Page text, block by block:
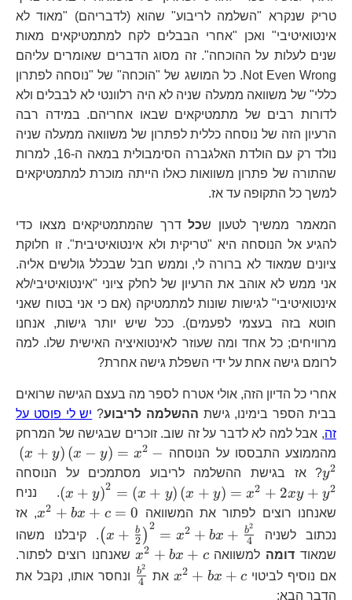
טריק שנקרא "השלמה לריבוע" שהוא (לדבריהם) "מאוד לא
אינטואיטיבי" ואכן "אחרי הבבלים לקח למתמטיקאים מאות
שנים לעלות על ההוכחה". זה מסוג הדברים שאומרים עליהם
Not Even Wrong. כל המושג של "הוכחה" של "נוסחה לפתרון
כללי" של משוואה ממעלה שניה לא היה רלוונטי לא לבבלים ולא
לדורות רבים של מתמטיקאים שבאו אחריהם. במידה רבה
הרעיון הזה של נוסחה כללית לפתרון של משוואה ממעלה שניה
נולד רק עם הולדת האלגברה הסימבולית במאה ה-16, למרות
שהתורה של פתרון משוואות כאלו הייתה מוכרת למתמטיקאים
למשך כל התקופה עד אז.
המאמר ממשיך לטעון שכלדרך שהמתמטיקאים מצאו כדי
להגיע אל הנוסחה היא "טריקית ולא אינטואיטיבית". זו חלוקת
ציונים שמאוד לא ברורה לי, וממש חבל שבכלל גולשים אליה.
אני ממש לא אוהב את הרעיון של לחלק ציוני "אינטואיטיבי/לא
אינטואיטיבי" לגישות שונות למתמטיקה (אם כי אני בטוח שאני
חוטא בזה בעצמי לפעמים). ככל שיש יותר גישות, אנחנו
מרוויחים; כל אחד ומה שעוזר לאינטואיציה האישית שלו. למה
לרומם גישה אחת על ידי השפלת גישה אחרת?
אחרי כל הדיון הזה, אולי אטרח לספר מה בעצם הגישה שרואים
בבית הספר בימינו, גישת ההשלמה לריבוע? יש לי פוסט על
זה, אבל למה לא לדבר על זה שוב. זוכרים שבגישה של המרחק
מהממוצע התבססו על הנוסחה
(x + y) (x − y) = x2 −
y2 ? אז בגישת ההשלמה לריבוע מסתמכים על הנוסחה
(x + y)2 = (x + y) (x + y) = x2 + 2xy + y2
. נניח
שאנחנו רוצים לפתור את המשוואה
x2 + bx + c = 0
, אז
נכתוב לשניה
{4}
(x + 2
b )
2 = x2 + bx + 4
b2
. קיבלנו משהו
שמאוד דומה למשוואה
x^{2}+bx+c
x2 + bx + c
שאנחנו רוצים לפתור.
אם נוסיף לביטויx^{2}+bx+c
x2 + bx + c את
\frac{b^{2}}
4
b2
ונחסר אותו, נקבל את
הדבר הבא: